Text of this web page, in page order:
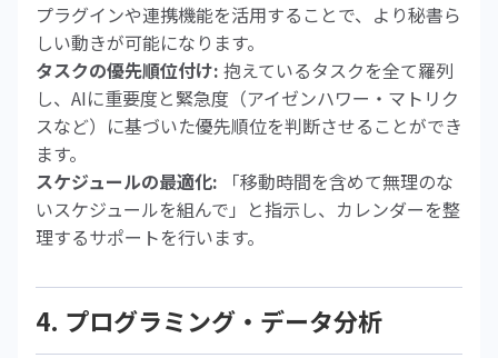
プラグインや連携機能を活用することで、より秘書ら
しい動きが可能になります。
タスクの優先順位付け: 抱えているタスクを全て羅列
し、AIに重要度と緊急度（アイゼンハワー・マトリク
スなど）に基づいた優先順位を判断させることができ
ます。
スケジュールの最適化: 「移動時間を含めて無理のな
いスケジュールを組んで」と指示し、カレンダーを整
理するサポートを行います。
4. プログラミング・データ分析